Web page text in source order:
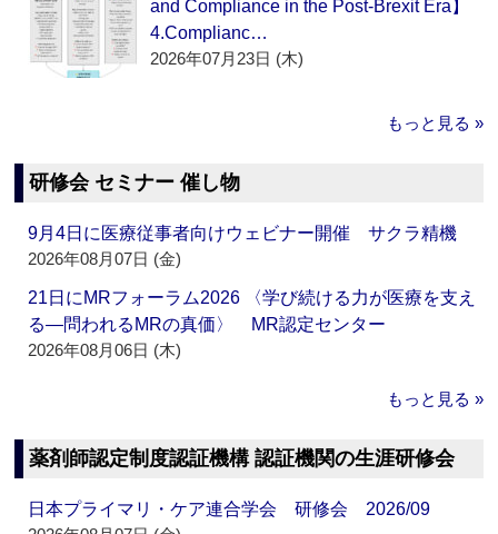
and Compliance in the Post-Brexit Era】
4.Complianc…
2026年07月23日 (木)
もっと見る »
研修会 セミナー 催し物
9月4日に医療従事者向けウェビナー開催 サクラ精機
2026年08月07日 (金)
21日にMRフォーラム2026 〈学び続ける力が医療を支え
る―問われるMRの真価〉 MR認定センター
2026年08月06日 (木)
もっと見る »
薬剤師認定制度認証機構 認証機関の生涯研修会
日本プライマリ・ケア連合学会 研修会 2026/09